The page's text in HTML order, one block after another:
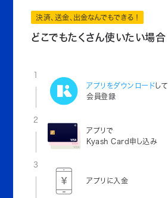
決済、送金、出金なんでもできる！
どこでもたくさん使いたい場合
1
アプリをダウンロードして
会員登録
2
アプリで
Kyash Card申し込み
3
アプリに入金